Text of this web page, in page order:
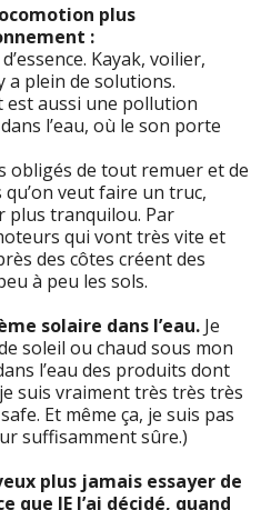
plus
:
Kayak, voilier,
a plein de solutions.
est aussi une pollution
l’eau, où le son porte
obligés de tout remuer et de
veut faire un truc,
plus tranquilou. Par
qui vont très vite et
des côtes créent des
à peu les sols.
solaire dans l’eau. Je
soleil ou chaud sous mon
l’eau des produits dont
suis vraiment très très très
Et même ça, je suis pas
suffisamment sûre.)
plus jamais essayer de
JE l’ai décidé, quand